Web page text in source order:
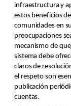
infraestructura y
estos beneficios
comunidades en
preocupaciones
mecanismo de
sistema debe
claros de
el respeto son
publicación
cuentas.